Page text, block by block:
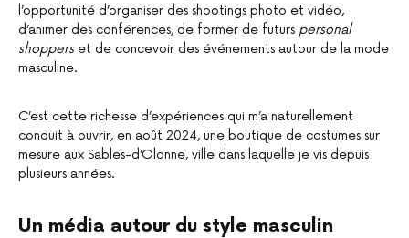
l’opportunité d’organiser des shootings photo et vidéo,
d’animer des conférences, de former de futurs personal
shopperset de concevoir des événements autour de la mode
masculine.
C’est cette richesse d’expériences qui m’a naturellement
conduit à ouvrir, en août 2024, une boutique de costumes sur
mesure aux Sables-d’Olonne, ville dans laquelle je vis depuis
plusieurs années.
Un média autour du style masculin